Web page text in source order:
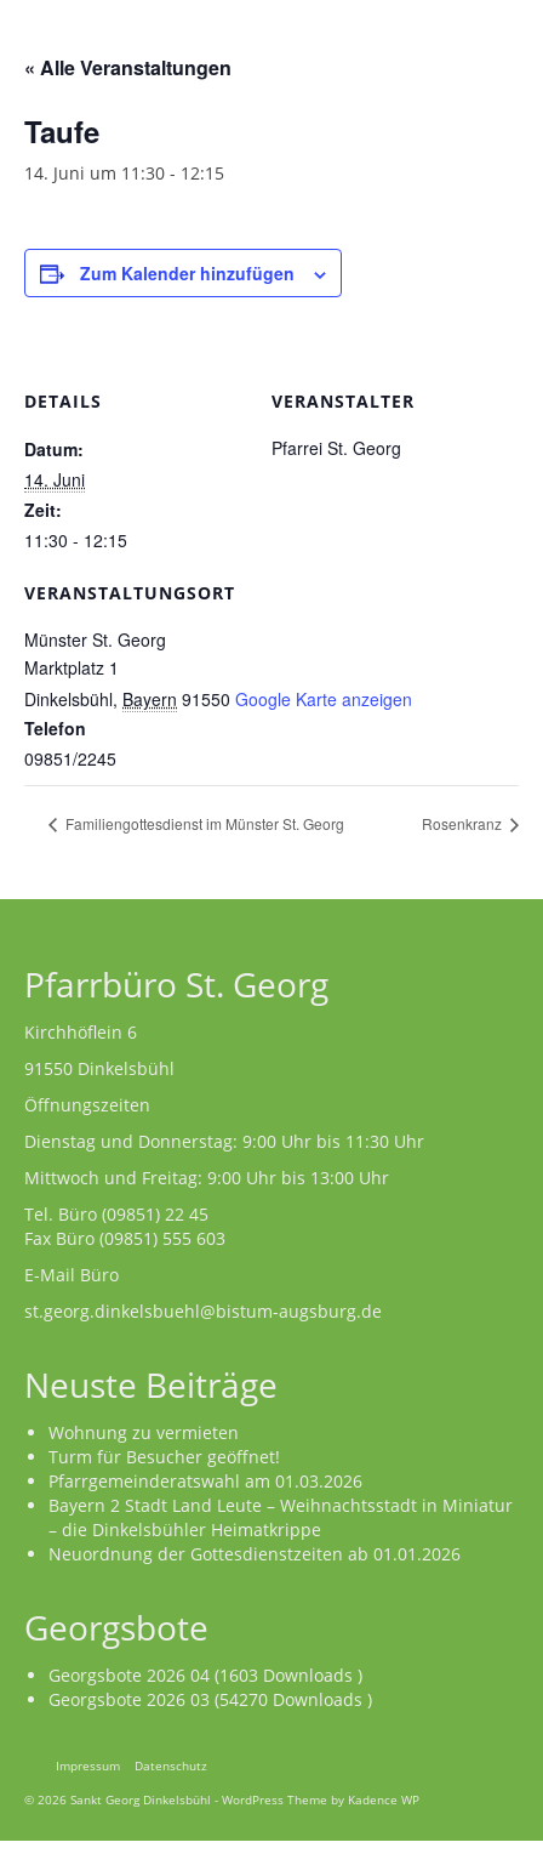
Kirchen
Kirchenrenovierung
Pfarrgarten
« Alle Veranstaltungen
Taufe
14. Juni um 11:30 - 12:15
Zum Kalender hinzufügen
DETAILS
Datum:
14. Juni
Zeit:
11:30 - 12:15
VERANSTALTUNGSORT
Münster St. Georg
Marktplatz 1
Dinkelsbühl, Bayern 91550 Google Karte anzeigen
Telefon
09851/2245
VERANSTALTER
Pfarrei St. Georg
Familiengottesdienst im Münster St. Georg Rosenkranz
Pfarrbüro St. Georg
Kirchhöflein 6
91550 Dinkelsbühl
Öffnungszeiten
Dienstag und Donnerstag: 9:00 Uhr bis 11:30 Uhr
Mittwoch und Freitag: 9:00 Uhr bis 13:00 Uhr
Tel. Büro (09851) 22 45
Fax Büro (09851) 555 603
E-Mail Büro
st.georg.dinkelsbuehl@bistum-augsburg.de
Neuste Beiträge
Wohnung zu vermieten
Turm für Besucher geöffnet!
Pfarrgemeinderatswahl am 01.03.2026
Bayern 2 Stadt Land Leute – Weihnachtsstadt in Miniatur
– die Dinkelsbühler Heimatkrippe
Neuordnung der Gottesdienstzeiten ab 01.01.2026
Georgsbote
Georgsbote 2026 04 (1603 Downloads )
Georgsbote 2026 03 (54270 Downloads )
Impressum
Datenschutz
© 2026 Sankt Georg Dinkelsbühl - WordPress Theme by Kadence WP